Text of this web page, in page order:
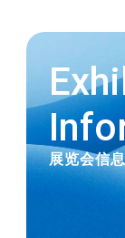
2023.11.01
【新增商
靠性。
用接头
新发售
展览会信